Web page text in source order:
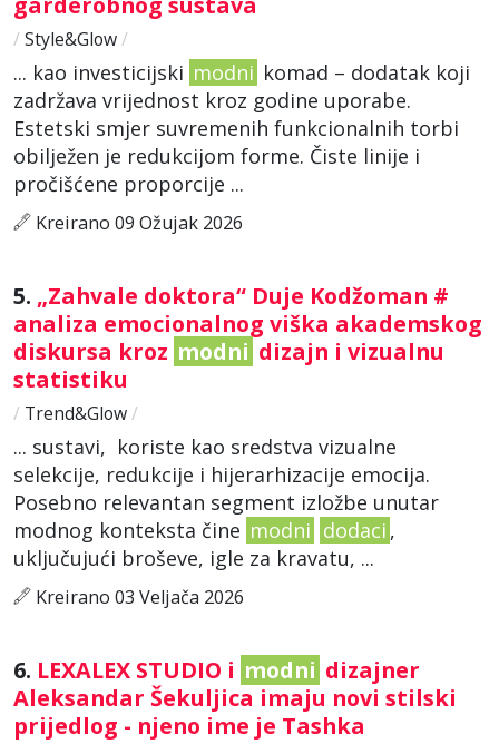
/ Style&Glow/
... kao investicijski modni komad – dodatak koji
zadržava vrijednost kroz godine uporabe.
Estetski smjer suvremenih funkcionalnih torbi
obilježen je redukcijom forme. Čiste linije i
pročišćene proporcije ...
Kreirano 09 Ožujak 2026
5. „Zahvale doktora“ Duje Kodžoman #
analiza emocionalnog viška akademskog
diskursa kroz modni dizajn i vizualnu
statistiku
/ Trend&Glow/
... sustavi, koriste kao sredstva vizualne
selekcije, redukcije i hijerarhizacije emocija.
Posebno relevantan segment izložbe unutar
modnog konteksta čine modni dodaci ,
uključujući broševe, igle za kravatu, ...
Kreirano 03 Veljača 2026
6. LEXALEX STUDIO i modni dizajner
Aleksandar Šekuljica imaju novi stilski
prijedlog - njeno ime je Tashka